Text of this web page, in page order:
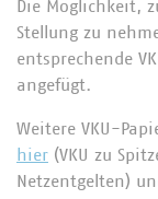
Die Möglichkeit,
Stellung zu
entsprechende
angefügt.
Weitere VKU-
hier (VKU zu
Netzentgelten)